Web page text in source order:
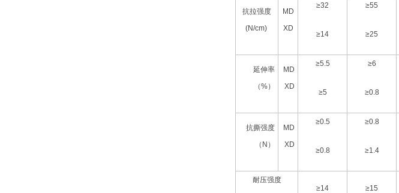
抗拉强度
(N/cm)
MD
XD
≥32
≥14
≥55
≥25
延伸率
（%）
MD
XD
≥5.5
≥5
≥6
≥0.8
抗撕强度
（N）
MD
XD
≥0.5
≥0.8
≥0.8
≥1.4
耐压强度
≥14 ≥15